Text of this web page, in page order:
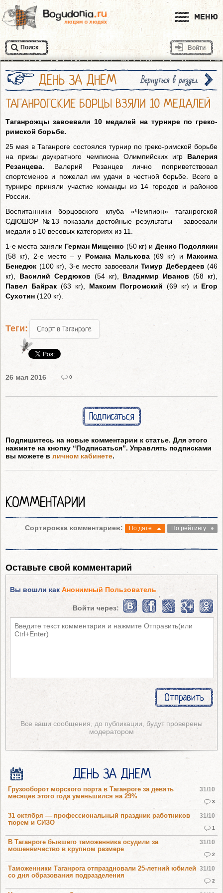
Меню
Поиск Войти
ДЕНЬ ЗА ДНЕМ Вернуться в раздел
ТАГАНРОГСКИЕ БОРЦЫ ВЗЯЛИ 10 МЕДАЛЕЙ
Таганрожцы завоевали 10 медалей на турнире по греко-
римской борьбе.
25 мая в Таганроге состоялся турнир по греко-римской борьбе
на призы двукратного чемпиона Олимпийских игр Валерия
Резанцева. Валерий Резанцев лично поприветствовал
спортсменов и пожелал им удачи в честной борьбе. Всего в
турнире приняли участие команды из 14 городов и районов
России.
Воспитанники борцовского клуба «Чемпион» таганрогской
СДЮШОР №13 показали достойные результаты – завоевали
медали в 10 весовых категориях из 11.
1-е места заняли Герман Мищенко (50 кг) и Денис Подолякин
(58 кг), 2-е место – у Романа Малькова(69 кг) и Максима
Бенедюк (100 кг), 3-е место завоевали Тимур Дебердеев (46
кг), Василий Сердюков (54 кг), Владимир Иванов (58 кг),
Павел
Байрак (63 кг), Максим Погромский (69 кг) и Егор
Сухотин (120 кг).
Теги: Спорт в Таганроге
26 мая 2016 0
Подписаться
Подпишитесь на новые комментарии к статье. Для этого
нажмите на кнопку “Подписаться”. Управлять подписками
вы можете в личном кабинете.
КОММЕНТАРИИ
Сортировка комментариев: По дате По рейтингу
Оставьте свой комментарий
Вы вошли как Анонимный Пользователь
Войти через:
Все ваши сообщения, до публикации, будут проверены
модератором
ДЕНЬ ЗА ДНЕМ
31/10
3
Грузооборот морского порта в Таганроге за девять
месяцев этого года уменьшился на 29%
31/10
1
31 октября — профессиональный праздник работников
тюрем и СИЗО
31/10
2
В Таганроге бывшего таможенника осудили за
мошенничество в крупном размере
31/10
2
Таможенники Таганрога отпраздновали 25-летний юбилей
со дня образования подразделения